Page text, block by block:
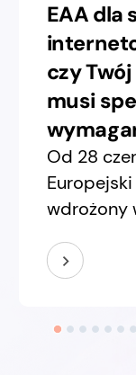
EAA dla
czy
musi
Od 28
wdrożony
m.in.
online